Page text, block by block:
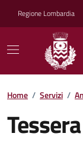
Regione Lombardia
Home / Servizi /